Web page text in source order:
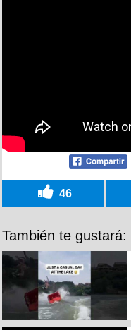
46
También te gustará: